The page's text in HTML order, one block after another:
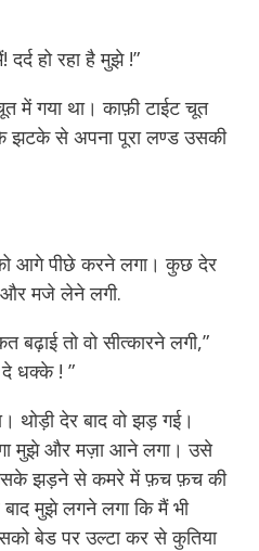
हो रहा है मुझे !”
में गया था। काफ़ी टाईट चूत
झटके से अपना पूरा लण्ड उसकी
आगे पीछे करने लगा। कुछ देर
और मजे लेने लगी.
तो वो सीत्कारने लगी,”
धक्के ! ”
देर बाद वो झड़ गई।
मुझे और मज़ा आने लगा। उसे
झड़ने से कमरे में फ़च फ़च की
मुझे लगने लगा कि मैं भी
बेड पर उल्टा कर से कुतिया